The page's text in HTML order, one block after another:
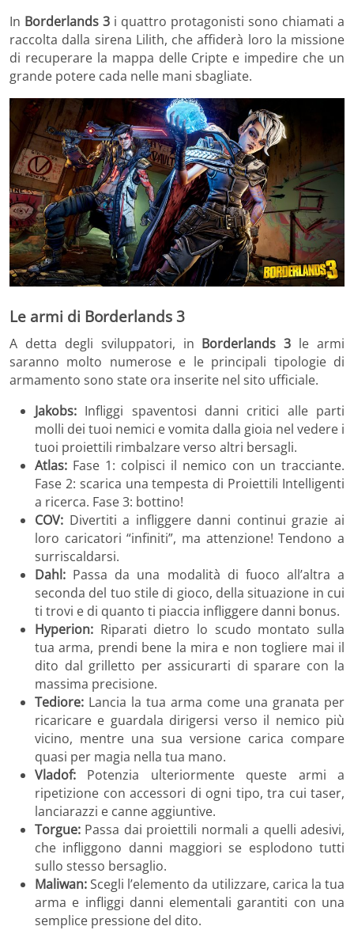
In Borderlands 3 i quattro protagonisti sono chiamati a
raccolta dalla sirena Lilith, che affiderà loro la missione
di recuperare la mappa delle Cripte e impedire che un
grande potere cada nelle mani sbagliate.
Le armi di Borderlands 3
A detta degli sviluppatori, in Borderlands 3 le armi
saranno molto numerose e le principali tipologie di
armamento sono state ora inserite nel sito ufficiale.
Jakobs: Infliggi spaventosi danni critici alle parti
molli dei tuoi nemici e vomita dalla gioia nel vedere i
tuoi proiettili rimbalzare verso altri bersagli.
Atlas: Fase 1: colpisci il nemico con un tracciante.
Fase 2: scarica una tempesta di Proiettili Intelligenti
a ricerca. Fase 3: bottino!
COV: Divertiti a infliggere danni continui grazie ai
loro caricatori “infiniti”, ma attenzione! Tendono a
surriscaldarsi.
Dahl: Passa da una modalità di fuoco all’altra a
seconda del tuo stile di gioco, della situazione in cui
ti trovi e di quanto ti piaccia infliggere danni bonus.
Hyperion: Riparati dietro lo scudo montato sulla
tua arma, prendi bene la mira e non togliere mai il
dito dal grilletto per assicurarti di sparare con la
massima precisione.
Tediore: Lancia la tua arma come una granata per
ricaricare e guardala dirigersi verso il nemico più
vicino, mentre una sua versione carica compare
quasi per magia nella tua mano.
Vladof: Potenzia ulteriormente queste armi a
ripetizione con accessori di ogni tipo, tra cui taser,
lanciarazzi e canne aggiuntive.
Torgue: Passa dai proiettili normali a quelli adesivi,
che infliggono danni maggiori se esplodono tutti
sullo stesso bersaglio.
Maliwan:Scegli l’elemento da utilizzare, carica la tua
arma e infliggi danni elementali garantiti con una
semplice pressione del dito.